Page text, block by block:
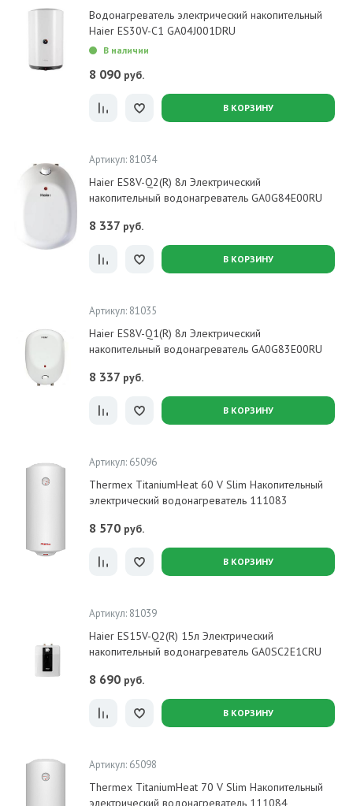
Водонагреватель электрический накопительный
Haier ES30V-C1 GA04J001DRU
В наличии
8 090 руб.
В КОРЗИНУ
Артикул: 81034
Haier ES8V-Q2(R) 8л Электрический
накопительный водонагреватель GA0G84E00RU
8 337 руб.
В КОРЗИНУ
Артикул: 81035
Haier ES8V-Q1(R) 8л Электрический
накопительный водонагреватель GA0G83E00RU
8 337 руб.
В КОРЗИНУ
Артикул: 65096
Thermex TitaniumHeat 60 V Slim Накопительный
электрический водонагреватель 111083
8 570 руб.
В КОРЗИНУ
Артикул: 81039
Haier ES15V-Q2(R) 15л Электрический
накопительный водонагреватель GA0SC2E1CRU
8 690 руб.
В КОРЗИНУ
Артикул: 65098
Thermex TitaniumHeat 70 V Slim Накопительный
электрический водонагреватель 111084